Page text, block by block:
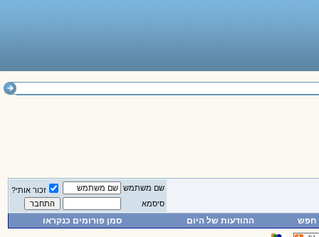
שם משתמש
זכור אותי?
סיסמא
חפש ההודעות של היום סמן פורומים כנקראו